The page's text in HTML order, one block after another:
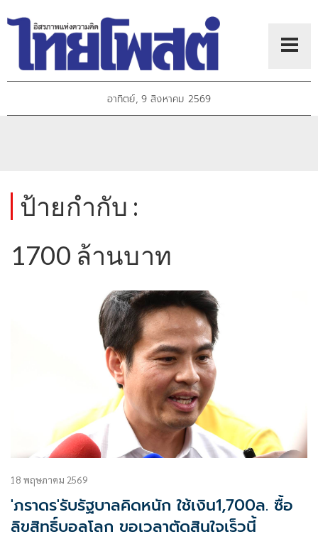
อาทิตย์, 9 สิงหาคม 2569
ป้ายกำกับ :
1700 ล้านบาท
18 พฤษภาคม 2569
'ภราดร'รับรัฐบาลคิดหนัก ใช้เงิน1,700ล. ซื้อ
ลิขสิทธิ์บอลโลก ขอเวลาตัดสินใจเร็วนี้